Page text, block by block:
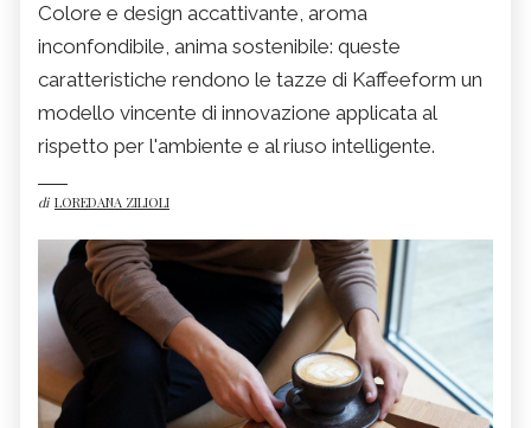
Colore e design accattivante, aroma
inconfondibile, anima sostenibile: queste
caratteristiche rendono le tazze di Kaffeeform un
modello vincente di innovazione applicata al
rispetto per l'ambiente e al riuso intelligente.
di LOREDANA ZILIOLI